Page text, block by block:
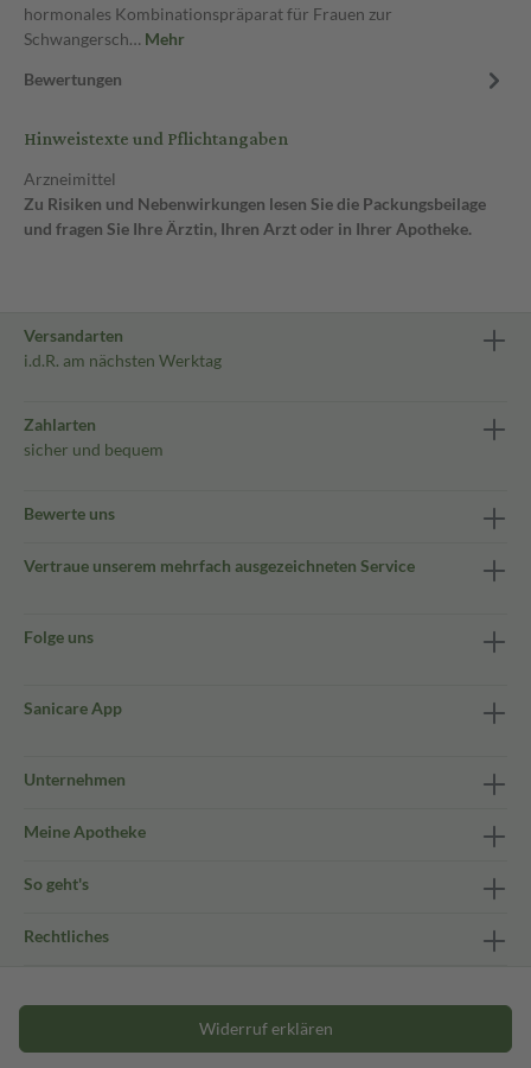
hormonales Kombinationspräparat für Frauen zur
Schwangersch… Mehr
Bewertungen
Hinweistexte und Pflichtangaben
Arzneimittel
Zu Risiken und Nebenwirkungen lesen Sie die Packungsbeilage
und fragen Sie Ihre Ärztin, Ihren Arzt oder in Ihrer Apotheke.
Versandarten
i.d.R. am nächsten Werktag
Zahlarten
sicher und bequem
Bewerte uns
Vertraue unserem mehrfach ausgezeichneten Service
Folge uns
Sanicare App
Unternehmen
Meine Apotheke
So geht's
Rechtliches
Widerruf erklären